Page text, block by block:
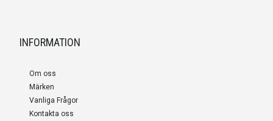
INFORMATION
Om oss
Märken
Vanliga Frågor
Kontakta oss